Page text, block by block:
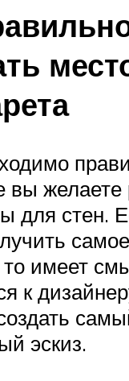
вы
для стен.
имеет
к
эскиз.